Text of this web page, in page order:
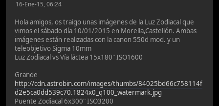
16-Ene-15, 06:24
Hola amigos, os traigo unas imágenes de la Luz Zodiacal que
vimos el sábado día 10/01/2015 en Morella,Castellón. Ambas
imágenes están realizadas con la canon 550d mod. y un
teleobjetivo Sigma 10mm
Luz Zodiacal vs Vía láctea 15x180" ISO1600
Grande
http://cdn.astrobin.com/images/thumbs/84025bd66c758114f
d2e5ca0dd539c70.1824x0_q100_watermark.jpg
Puente Zodiacal 6x300" ISO3200